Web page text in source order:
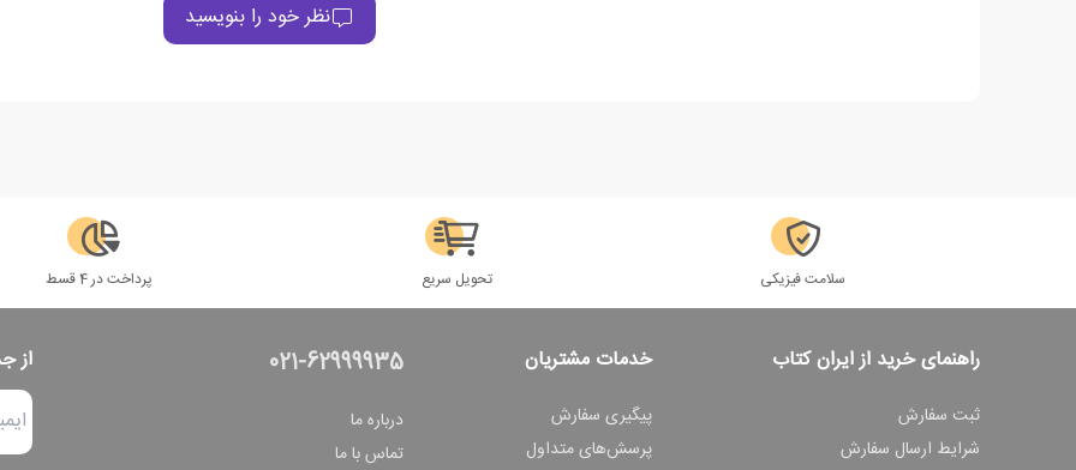
نظر خود را بنویسید
سلامت فیزیکی تحویل سریع پرداخت در 4 قسط
راهنمای خرید از ایران کتاب
ثبت سفارش
شرایط ارسال سفارش
خدمات مشتریان
پیگیری سفارش
پرسش‌های متداول
021-62999935
درباره ما
تماس با ما
از